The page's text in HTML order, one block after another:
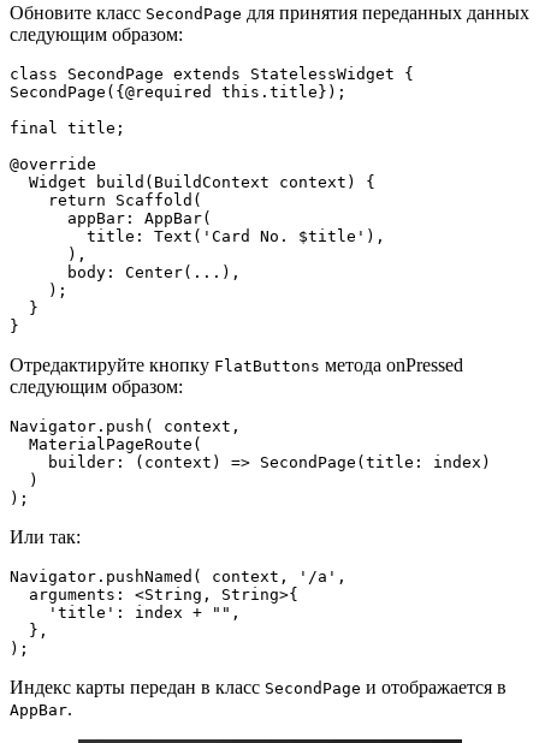
Обновите класс SecondPage для принятия переданных данных
следующим образом:
class SecondPage extends StatelessWidget {
SecondPage({@required this.title});
final title;
@override
}
Отредактируйте кнопку FlatButtons метода onPressed
следующим образом:
Navigator.push( context,
);
Или так:
Navigator.pushNamed( context, '/a',
);
Индекс карты передан в класс SecondPage и отображается в
AppBar.